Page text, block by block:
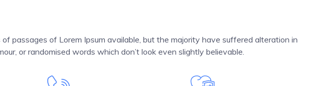
passages of Lorem Ipsum available, but the majority have suffered alteration in
or randomised words which don’t look even slightly believable.